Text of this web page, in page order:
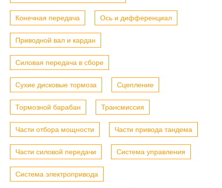
Конечная передача Ось и дифференциал
Приводной вал и кардан
Силовая передача в сборе
Сухие дисковые тормоза Сцепление
Тормозной барабан Трансмиссия
Части отбора мощности Части привода тандема
Части силовой передачи Система управления
Система электропривода